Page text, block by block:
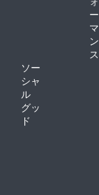
ー
マ
ン
ス
ソー
シャ
ル
グッ
ド